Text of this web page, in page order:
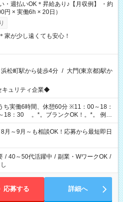
週払いOK＊昇給あり♪【月収例】 ・約
× 実働6h × 20日）
が少し遠くても安心！
浜松町駅から徒歩4分 / 大門(東京都)駅か
ュリティ企業◆
実働6時間、休憩60分 ※11：00～18：
OK！。*。 例え
人/事務/コールセンター/受付/販売/カフェ
/ホテルフロント/化粧品販売/など 様々な
れています♪
月～9月～も相談OK！応募から最短即日
/ 40～50代活躍中 / 副業・WワークOK /
応募する 詳細へ